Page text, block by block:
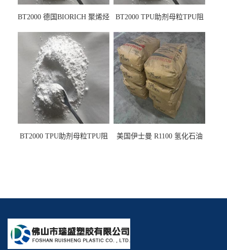
BT2000 德国BIORICH 聚烯烃
墨阻燃剂 TPU抗黄变剂 抗黄
变耐黄剂
BT2000 TPU助剂母粒TPU阻
剂雾面滑剂防粘剂 TPU抗黄
变剂 抗黄变耐黄剂
BT2000 TPU助剂母粒TPU阻
美国伊士曼 R1100 氢化石油